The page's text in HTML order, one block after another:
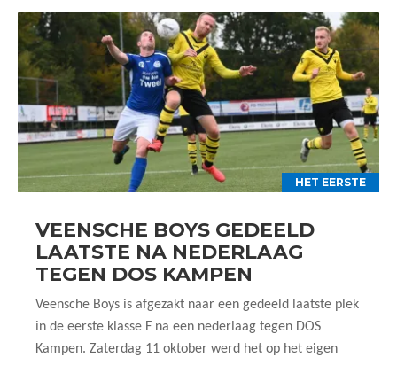
HET EERSTE
VEENSCHE BOYS GEDEELD
LAATSTE NA NEDERLAAG
TEGEN DOS KAMPEN
Veensche Boys is afgezakt naar een gedeeld laatste plek
in de eerste klasse F na een nederlaag tegen DOS
Kampen. Zaterdag 11 oktober werd het op het eigen